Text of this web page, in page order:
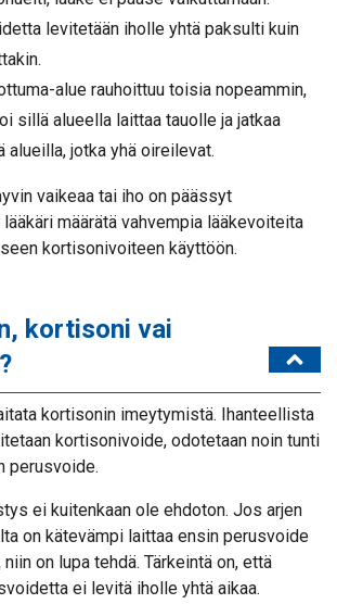
levitetään iholle yhtä paksulti kuin
alue rauhoittuu toisia nopeammin,
sillä alueella laittaa tauolle ja jatkaa
alueilla, jotka yhä oireilevat.
vaikeaa tai iho on päässyt
määrätä vahvempia lääkevoiteita
kortisonivoiteen käyttöön.
kortisoni vai
kortisonin imeytymistä. Ihanteellista
kortisonivoide, odotetaan noin tunti
perusvoide.
ei kuitenkaan ole ehdoton. Jos arjen
on kätevämpi laittaa ensin perusvoide
on lupa tehdä. Tärkeintä on, että
ei levitä iholle yhtä aikaa.